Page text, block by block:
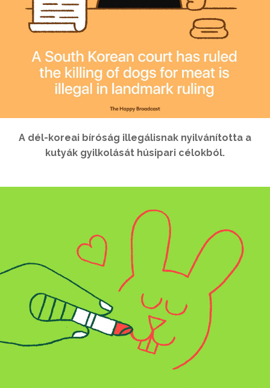
A dél-koreai bíróság illegálisnak nyilvánította a
kutyák gyilkolását húsipari célokból.